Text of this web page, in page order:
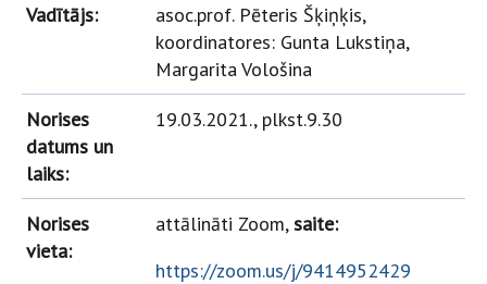
Vadītājs:
asoc.prof. Pēteris Šķiņķis,
koordinatores: Gunta Lukstiņa,
Margarita Vološina
Norises
datums un
laiks:
19.03.2021., plkst.9.30
Norises
vieta:
attālināti Zoom,saite:
https://zoom.us/j/9414952429